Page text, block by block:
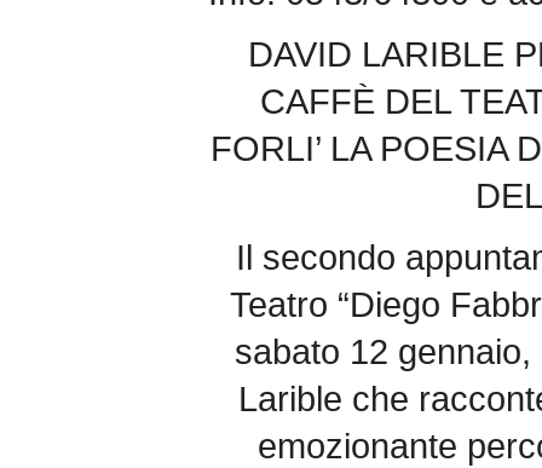
DAVID LARIBLE
CAFFÈ DEL
FORLI’ LA POESIA
Il secondo
Teatro “Diego
sabato 12
Larible che
emozionante